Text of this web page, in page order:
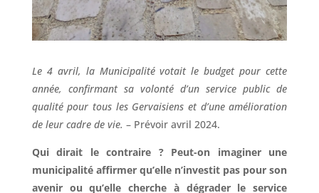
Le 4 avril, la Municipalité votait le budget pour cette
année, confirmant sa volonté d’un service public de
qualité pour tous les Gervaisiens et d’une amélioration
de leur cadre de vie. – Prévoir avril 2024.
Qui dirait le contraire ? Peut-on imaginer une
municipalité affirmer qu’elle n’investit pas pour son
avenir ou qu’elle cherche à dégrader le service